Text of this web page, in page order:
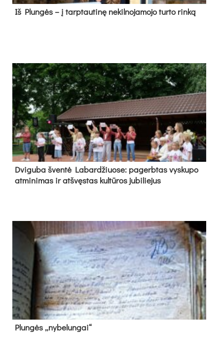
Iš Plungės – į tarptautinę nekilnojamojo turto rinką
Dvi­gu­ba šven­tė La­bar­džiuo­se: pa­gerb­tas vys­ku­po
at­mi­ni­mas ir at­švęs­tas kul­tū­ros ju­bi­lie­jus
Plun­gės „ny­be­lun­gai“